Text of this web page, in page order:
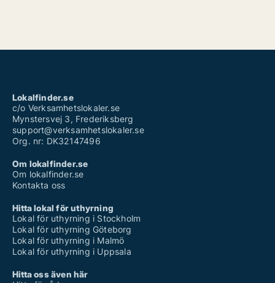
Lokalfinder.se
c/o Verksamhetslokaler.se
Mynstersvej 3, Frederiksberg
support@verksamhetslokaler.se
Org. nr: DK32147496
Om lokalfinder.se
Om lokalfinder.se
Kontakta oss
Hitta lokal för uthyrning
Lokal för uthyrning i Stockholm
Lokal för uthyrning Göteborg
Lokal för uthyrning i Malmö
Lokal för uthyrning i Uppsala
Hitta oss även här